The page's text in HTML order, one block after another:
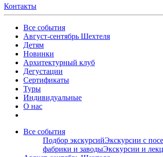
Контакты
Все события
Август-сентябрь Шехтеля
Детям
Новинки
Архитектурный клуб
Дегустации
Сертификаты
Туры
Индивидуальные
О нас
Все события
Подбор экскурсийЭкскурсии с
фабрики и заводыЭкскурсии и